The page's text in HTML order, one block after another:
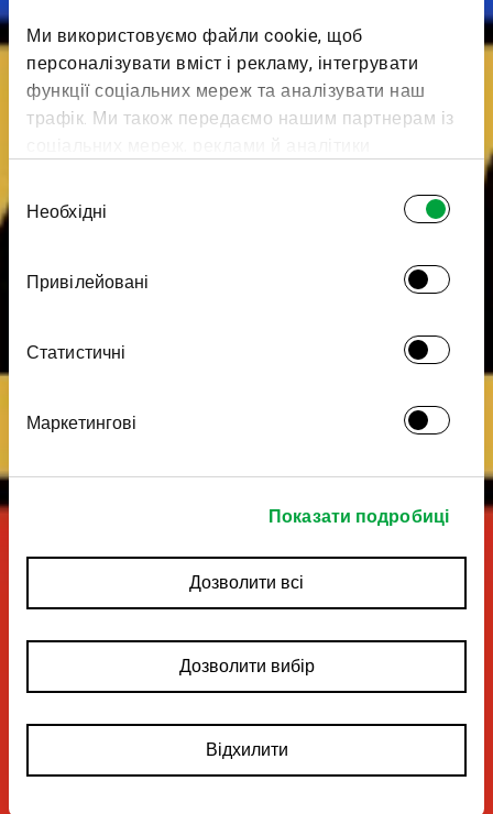
Ми використовуємо файли cookie, щоб
персоналізувати вміст і рекламу, інтегрувати
функції соціальних мереж та аналізувати наш
трафік. Ми також передаємо нашим партнерам із
сайтом. Вони можуть поєднувати її з іншою
інформацією, яку ви їм надали або яку вони
службами.
згоди
Необхідні
Привілейовані
Статистичні
Маркетингові
Показати подробиці
Дозволити всі
Дозволити вибір
Відхилити